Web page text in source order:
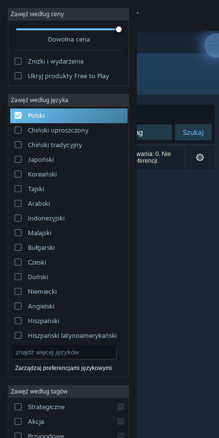
Zaloguj się
Społeczność
Informacje
Wsparcie
Zmień język
Pobierz aplikację mobilną Steam
Wersja przeglądarkowa
© Valve Corporation. Wszelkie prawa zastrzeżone.
właścicieli w Stanach Zjednoczonych i innych krajach.
dostępu
Umowa użytkownika Steam
pieniędzy |Ciasteczka
Zawęź według ceny
Dowolna cena
Zniżki i wydarzenia
Ukryj produkty Free to Play
Zawęź według języka
Polski
Chiński uproszczony
Chiński tradycyjny
Japoński
Koreański
Tajski
Arabski
Indonezyjski
Malajski
Bułgarski
Czeski
Duński
Niemiecki
Angielski
Hiszpański
Hiszpański latynoamerykański
Zarządzaj preferencjami językowymi
Zawęź według tagów
Strategiczne
Akcja
Przygodowe
Producent: D4 Laboratory
Sortuj według:
Szukaj
Liczba wyników pasujących do twojego wyszukiwania: 0. Nie
uwzględniono 3 tytułów na podstawie twoich preferencji.